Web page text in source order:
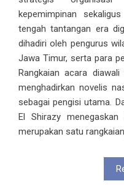
kepemimpinan
tengah tantangan era
dihadiri oleh pengurus
Jawa Timur, serta para
Rangkaian acara
menghadirkan novelis
sebagai pengisi utama.
El Shirazy
merupakan satu